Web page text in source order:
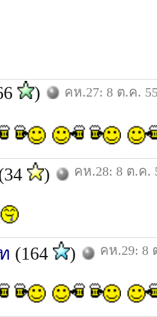
) คห.27: 8 ต.ค.
) คห.28: 8 ต.ค.
(164 ) คห.29: 8